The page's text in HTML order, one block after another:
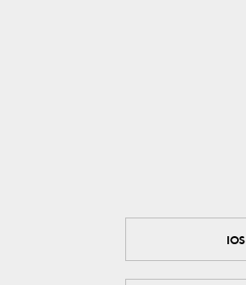
IOS